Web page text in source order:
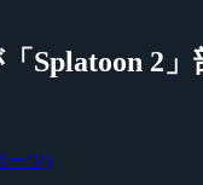
Splatoon 2
ーツ)